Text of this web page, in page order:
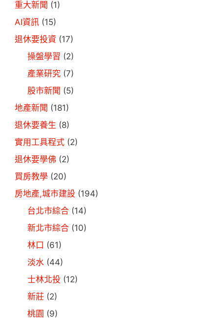
重大新聞 (1)
AI資訊 (15)
退休要投資 (17)
操盤學習 (2)
產業研究(7)
股市新聞 (5)
地產新聞 (181)
退休要養生 (8)
實用工具程式 (2)
退休要學佛 (2)
買房教學 (20)
房地產,城市建設 (194)
台北市綜合(14)
新北市綜合(10)
林口 (61)
淡水(44)
士林北投 (12)
新莊(2)
桃園 (9)